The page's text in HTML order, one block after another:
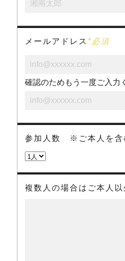
メールアドレス *必須
確認のためもう一度ご入力
参加人数 ※ご本人を含
複数人の場合はご本人